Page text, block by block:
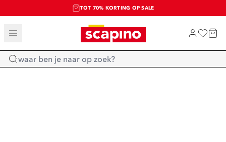
TOT 70% KORTING OP SALE
SALE: LAATSTE KANS!
SHOP NIEUW
Home